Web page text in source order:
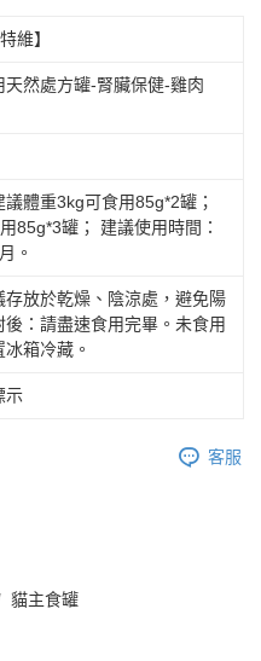
維】
天然處方罐-腎臟保健-雞肉
體重3kg可食用85g*2罐；
85g*3罐； 建議使用時間：
。
存放於乾燥、陰涼處，避免陽
後：請盡速食用完畢。未食用
箱冷藏。
示
客服
貓主食罐